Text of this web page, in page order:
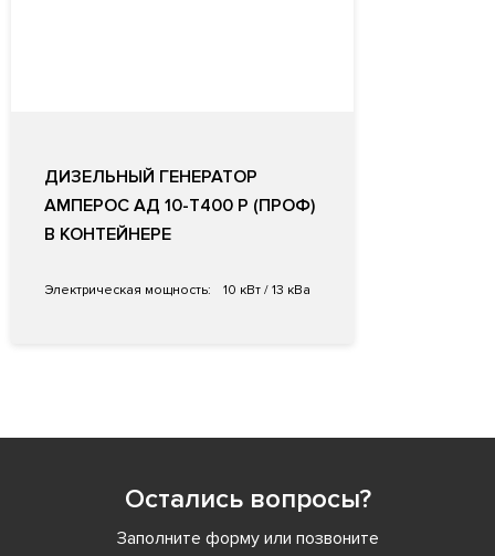
ДИЗЕЛЬНЫЙ ГЕНЕРАТОР
АМПЕРОС АД 10-Т400 P (ПРОФ)
В КОНТЕЙНЕРЕ
Электрическая мощность: 10 кВт / 13 кВа
Остались вопросы?
Заполните форму или позвоните